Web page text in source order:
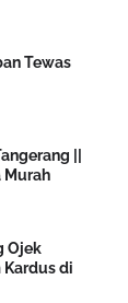
Tewas
||
Murah
Ojek
di